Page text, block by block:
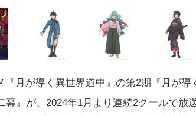
『月が導く異世界道中』の第2期『月が導
幕』が、2024年1月より連続2クールで放